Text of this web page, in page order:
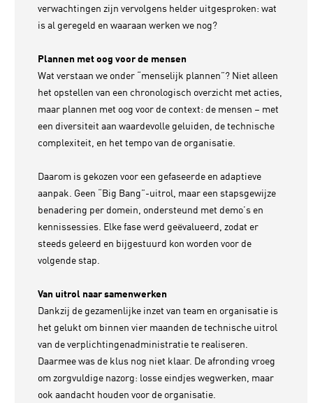
verwachtingen zijn vervolgens helder uitgesproken: wat
is al geregeld en waaraan werken we nog?
Plannen met oog voor de mensen
Wat verstaan we onder “menselijk plannen”? Niet alleen
het opstellen van een chronologisch overzicht met acties,
maar plannen met oog voor de context: de mensen – met
een diversiteit aan waardevolle geluiden, de technische
complexiteit, en het tempo van de organisatie.
Daarom is gekozen voor een gefaseerde en adaptieve
aanpak. Geen “Big Bang”-uitrol, maar een stapsgewijze
benadering per domein, ondersteund met demo’s en
kennissessies. Elke fase werd geëvalueerd, zodat er
steeds geleerd en bijgestuurd kon worden voor de
volgende stap.
Van uitrol naar samenwerken
Dankzij de gezamenlijke inzet van team en organisatie is
het gelukt om binnen vier maanden de technische uitrol
van de verplichtingenadministratie te realiseren.
Daarmee was de klus nog niet klaar. De afronding vroeg
om zorgvuldige nazorg: losse eindjes wegwerken, maar
ook aandacht houden voor de organisatie.